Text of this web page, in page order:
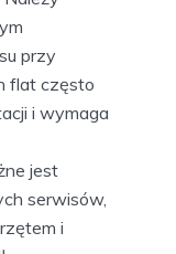
przy
flat często
i wymaga
jest
serwisów,
i